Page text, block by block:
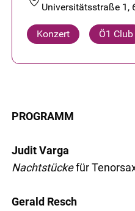
Universitätsstraße 1,
Konzert Ö1 Club
PROGRAMM
Judit Varga
Nachtstückefür
Gerald Resch